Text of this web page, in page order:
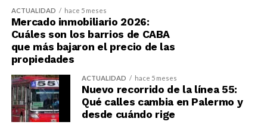
ACTUALIDAD hace 5 meses
Mercado inmobiliario 2026:
Cuáles son los barrios de CABA
que más bajaron el precio de las
propiedades
ACTUALIDAD hace 5 meses
Nuevo recorrido de la línea 55:
Qué calles cambia en Palermo y
desde cuándo rige